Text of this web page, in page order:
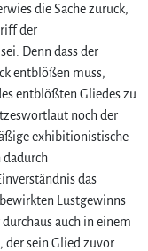
die Sache zurück,
der
Denn dass der
entblößen muss,
entblößten Gliedes zu
noch der
exhibitionistische
dadurch
das
Lustgewinns
auch in einem
der sein Glied zuvor